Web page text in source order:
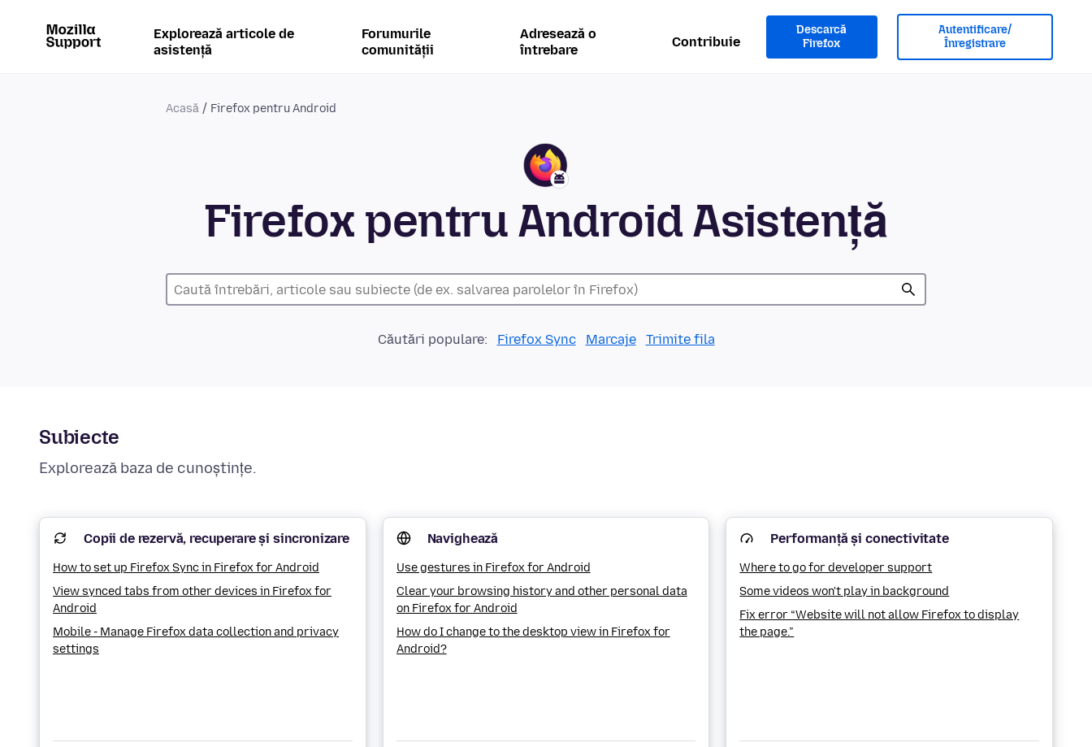
Explorează articole de
asistență
Forumurile
comunității
Adresează o
întrebare
Contribuie
Descarcă
Firefox
Autentificare/
Înregistrare
Acasă Firefox pentru Android
Firefox pentru Android Asistență
Căutări populare: Firefox Sync Marcaje Trimite fila
Subiecte
Explorează baza de cunoștințe.
Copii de rezervă, recuperare și sincronizare
How to set up Firefox Sync in Firefox for Android
View synced tabs from other devices in Firefox for
Android
Mobile - Manage Firefox data collection and privacy
settings
Navighează
Use gestures in Firefox for Android
Clear your browsing history and other personal data
on Firefox for Android
How do I change to the desktop view in Firefox for
Android?
Performanță și conectivitate
Where to go for developer support
Some videos won't play in background
Fix error “Website will not allow Firefox to display
the page.”